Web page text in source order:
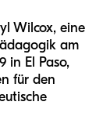
Wilcox, eine
am
in El Paso,
für den